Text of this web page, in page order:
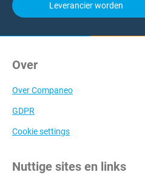
Leverancier worden
Over
Over Companeo
GDPR
Cookie settings
Nuttige sites en links